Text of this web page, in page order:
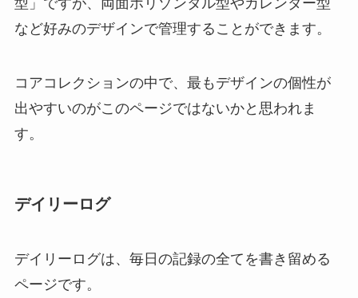
など好みのデザインで管理することができます。
コアコレクションの中で、最もデザインの個性が
出やすいのがこのページではないかと思われま
す。
デイリーログ
デイリーログは、毎日の記録の全てを書き留める
ページです。